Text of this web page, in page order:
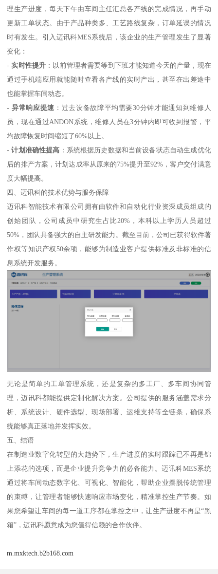
理生产进度，每天下午由车间主任汇总各产线的完成情况，再手动
更新工单状态。由于产品种类多、工艺路线复杂，订单延误的情况
时有发生。引入迈讯科MES系统后，该企业的生产管理发生了显著
变化：
-实时性提升 ：以前管理者需要等到下班才能知道今天的产量，现在
通过手机端应用就能随时查看各产线的实时产出，甚至在出差途中
也能掌握车间动态。
- 异常响应提速 ：过去设备故障平均需要30分钟才能通知到维修人
员，现在通过ANDON系统，维修人员在3分钟内即可收到报警，平
均故障恢复时间缩短了60%以上。
-计划准确性提高 ：系统根据历史数据和当前设备状态自动生成优化
后的排产方案，计划达成率从原来的75%提升至92%，客户交付满意
度大幅提高。
四、迈讯科的技术优势与服务保障
迈讯科智能技术有限公司拥有由软件和自动化行业资深成员组成的
创始团队，公司成员中研究生占比20%，本科以上学历人员超过
50%，团队具备强大的自主研发能力。截至目前，公司已获得软件著
作权等知识产权50余项，能够为制造业客户提供标准及非标准的信
息系统开发服务。
无论是简单的工单管理系统，还是复杂的多工厂、多车间协同管
理，迈讯科都能提供定制化解决方案。公司提供的服务涵盖需求分
析、系统设计、硬件选型、现场部署、运维支持等全链条，确保系
统能够真正落地并发挥实效。
五、结语
在制造业数字化转型的大趋势下，生产进度的实时跟踪已不再是锦
上添花的选项，而是企业提升竞争力的必备能力。迈讯科MES系统
通过将车间动态数字化、可视化、智能化，帮助企业摆脱传统管理
的束缚，让管理者能够快速响应市场变化，精准掌控生产节奏。如
果您希望让车间的每一道工序都在掌控之中，让生产进度不再是“黑
箱”，迈讯科愿意成为您值得信赖的合作伙伴。
m.mxktech.b2b168.com